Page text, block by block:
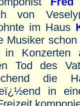
von
im Haus
Musiker
in Konzerten
Tod des
die
in